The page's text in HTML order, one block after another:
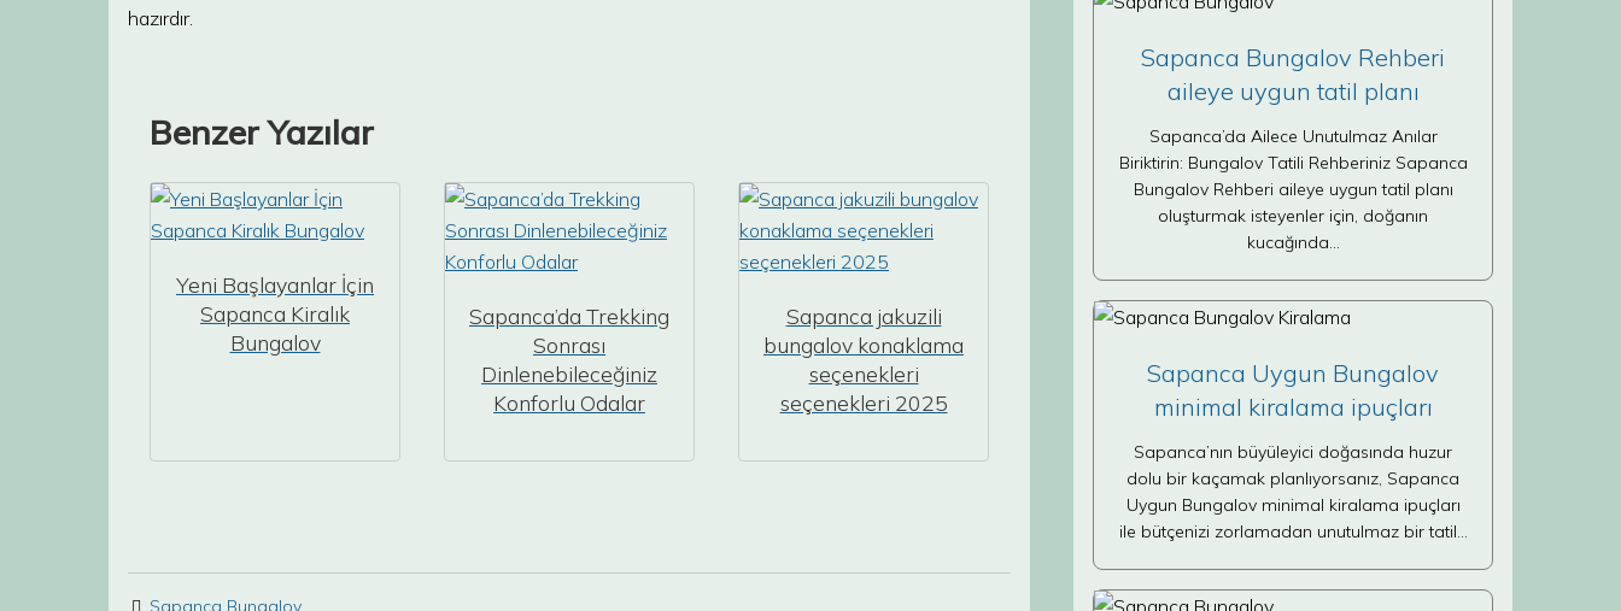
hazırdır.
Benzer Yazılar
Yeni Başlayanlar İçin
Sapanca Kiralık
Bungalov
Sapanca’da Trekking
Sonrası
Dinlenebileceğiniz
Konforlu Odalar
Sapanca jakuzili
bungalov konaklama
seçenekleri
seçenekleri 2025
Sapanca Bungalov
Sapanca Bungalov Rehberi
aileye uygun tatil planı
Sapanca’da Ailece Unutulmaz Anılar
Biriktirin: Bungalov Tatili Rehberiniz Sapanca
Bungalov Rehberi aileye uygun tatil planı
oluşturmak isteyenler için, doğanın
kucağında…
Sapanca Uygun Bungalov
minimal kiralama ipuçları
Sapanca’nın büyüleyici doğasında huzur
dolu bir kaçamak planlıyorsanız, Sapanca
Uygun Bungalov minimal kiralama ipuçları
ile bütçenizi zorlamadan unutulmaz bir tatil…